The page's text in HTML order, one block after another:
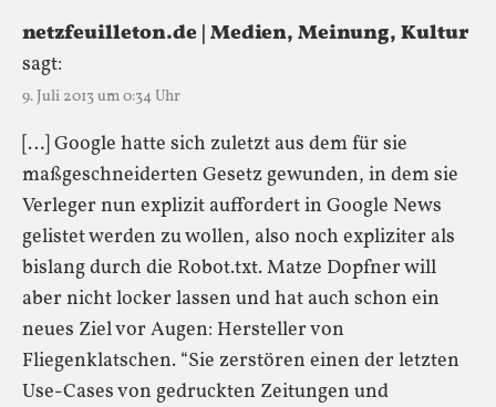
netzfeuilleton.de | Medien, Meinung, Kultur
sagt:
9. Juli 2013 um 0:34 Uhr
[…] Google hatte sich zuletzt aus dem für sie
maßgeschneiderten Gesetz gewunden, in dem sie
Verleger nun explizit auffordert in Google News
gelistet werden zu wollen, also noch expliziter als
bislang durch die Robot.txt. Matze Dopfner will
aber nicht locker lassen und hat auch schon ein
neues Ziel vor Augen: Hersteller von
Fliegenklatschen. “Sie zerstören einen der letzten
Use-Cases von gedruckten Zeitungen und